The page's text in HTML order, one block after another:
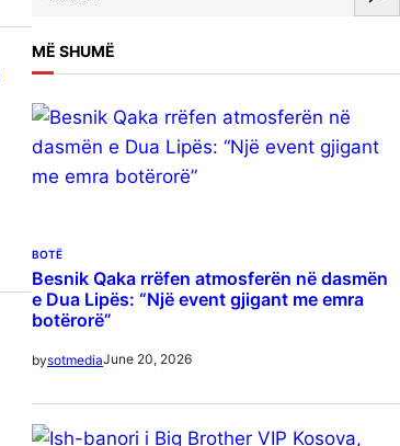
a
r
c
MË SHUMË
BOTË
Besnik Qaka rrëfen atmosferën në dasmën
e Dua Lipës: “Një event gjigant me emra
botërorë”
bysotmediaJune 20, 2026